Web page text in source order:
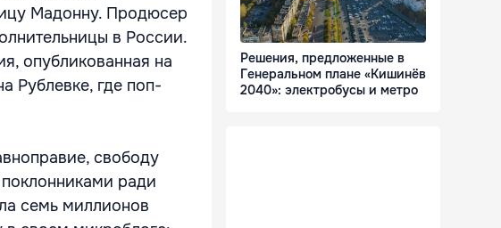
Мадонну. Продюсер
в России.
опубликованная на
Рублевке, где поп-
свободу
ради
семь миллионов
Решения, предложенные в
Генеральном плане «Кишинёв
2040»: электробусы и метро